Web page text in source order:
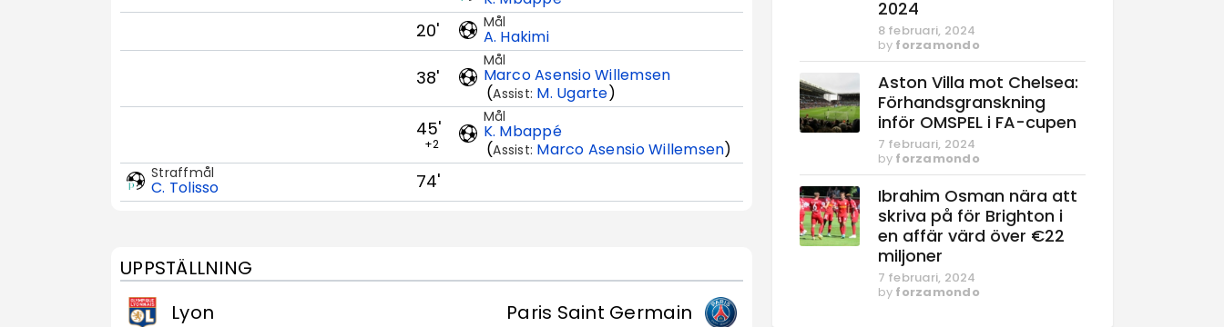
20' Mål
A. Hakimi
38'
Mål
Marco Asensio Willemsen
(Assist: M. Ugarte)
45'
+2
Mål
K. Mbappé
(Assist: Marco Asensio Willemsen)
Straffmål
C. Tolisso 74'
UPPSTÄLLNING
Lyon
Paris Saint Germain
2024
8 februari, 2024
by forzamondo
Aston Villa mot Chelsea:
Förhandsgranskning
inför OMSPEL i FA-cupen
7 februari, 2024
by forzamondo
Ibrahim Osman nära att
skriva på för Brighton i
en affär värd över €22
miljoner
7 februari, 2024
by forzamondo